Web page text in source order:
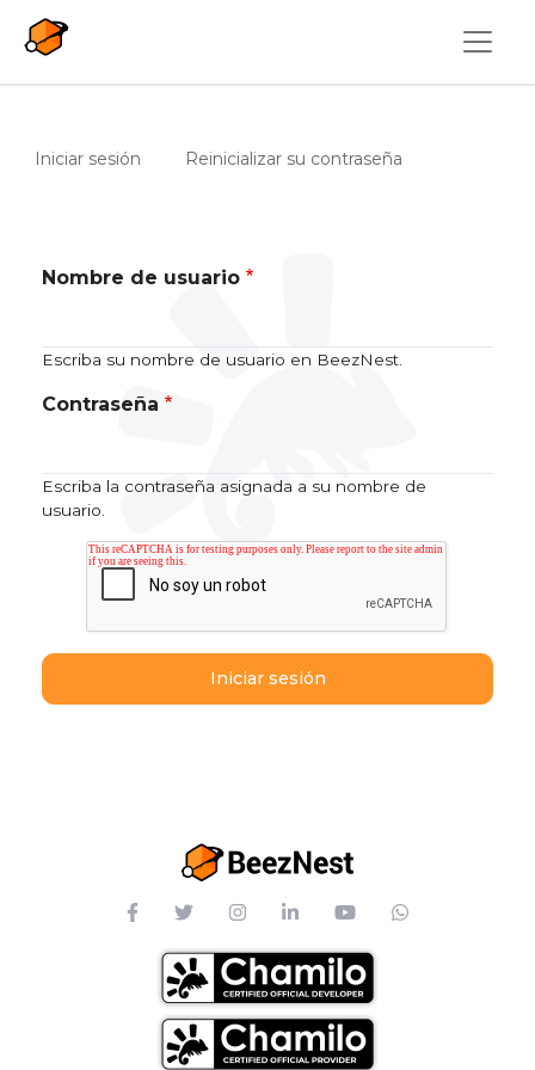
Solapas principales
Iniciar sesión (solapa activa)
Reinicializar su contraseña
Nombre de usuario
Escriba su nombre de usuario en BeezNest.
Contraseña
Escriba la contraseña asignada a su nombre de
usuario.